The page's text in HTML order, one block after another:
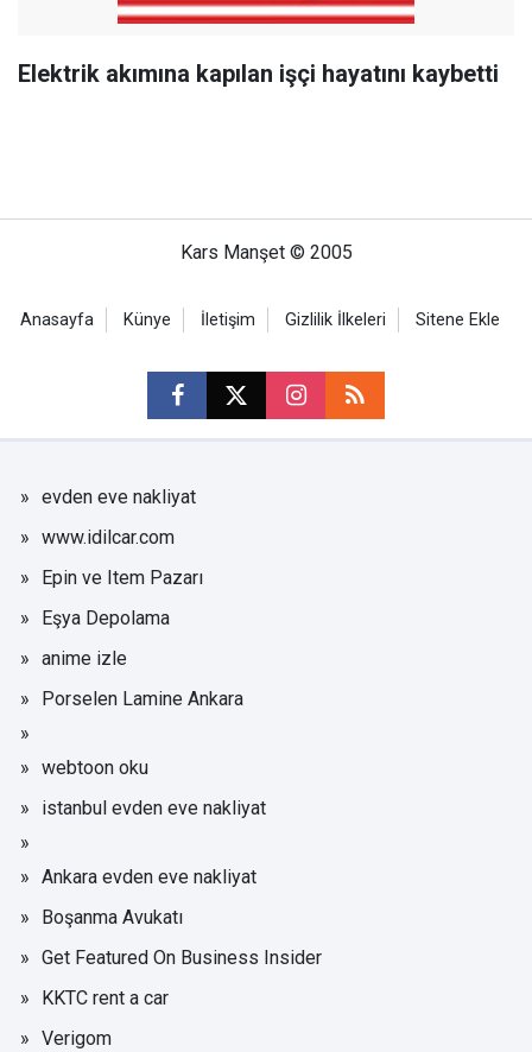
Elektrik akımına kapılan işçi hayatını kaybetti
Kars Manşet © 2005
Anasayfa Künye İletişim Gizlilik İlkeleri Sitene Ekle
evden eve nakliyat
www.idilcar.com
Epin ve Item Pazarı
Eşya Depolama
anime izle
Porselen Lamine Ankara
webtoon oku
istanbul evden eve nakliyat
Ankara evden eve nakliyat
Boşanma Avukatı
Get Featured On Business Insider
KKTC rent a car
Verigom